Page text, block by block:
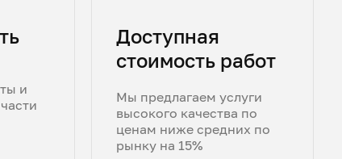
и
Доступная
стоимость работ
Мы предлагаем услуги
высокого качества по
ценам ниже средних по
рынку на 15%